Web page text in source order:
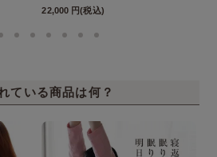
22,000 円(税込)
ている商品は何？